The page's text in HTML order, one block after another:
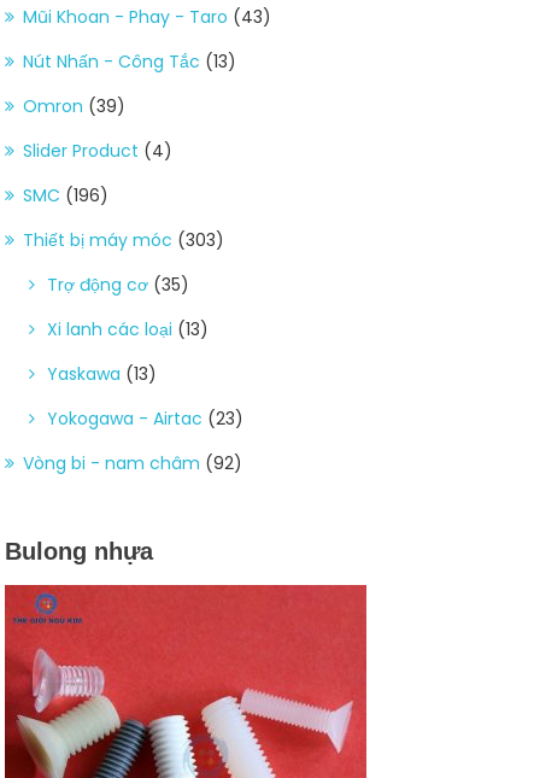
Mũi Khoan - Phay - Taro (43)
Nút Nhấn - Công Tắc (13)
Omron (39)
Slider Product (4)
SMC (196)
Thiết bị máy móc (303)
Trợ động cơ (35)
Xi lanh các loại (13)
Yaskawa (13)
Yokogawa - Airtac (23)
Vòng bi - nam châm (92)
Bulong nhựa